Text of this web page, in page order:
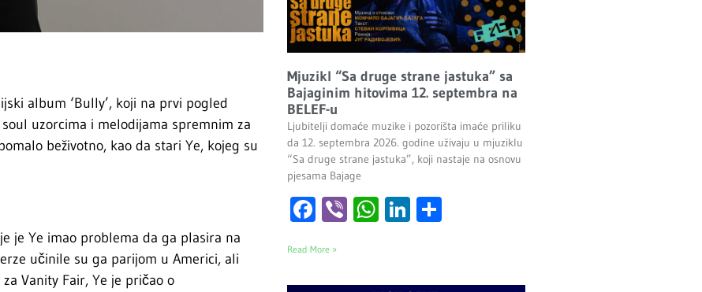
album ‘Bully’, koji na prvi pogled
uzorcima i melodijama spremnim za
beživotno, kao da stari Ye, kojeg su
je Ye imao problema da ga plasira na
učinile su ga parijom u Americi, ali
Vanity Fair, Ye je pričao o
Mjuzikl “Sa druge strane jastuka” sa
Bajaginim hitovima 12. septembra na
BELEF-u
Ljubitelji domaće muzike i pozorišta imaće priliku
da 12. septembra 2026. godine uživaju u mjuziklu
“Sa druge strane jastuka”, koji nastaje na osnovu
pjesama Bajage
Facebook
ViberWhatsApp
LinkedIn
Read More »